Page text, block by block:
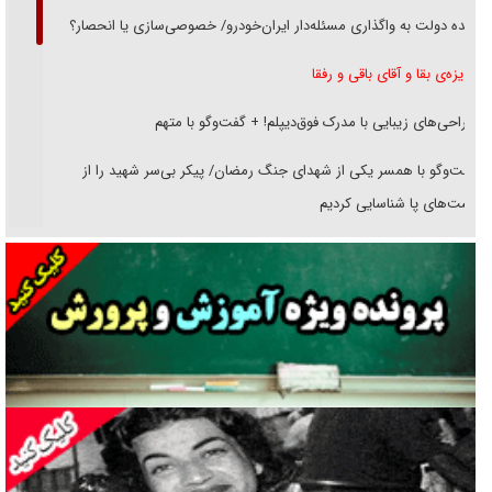
دنده دولت به واگذاری مسئله‌دار ایران‌خودرو/ خصوصی‌سازی یا انحصار؟
غریزه‌ی بقا و آقای باقی و رفقا
جراحی‌های زیبایی با مدرک فوق‌دیپلم! + گفت‌وگو با متهم
گفت‌وگو با همسر یکی از شهدای جنگ رمضان/ پیکر بی‌سر شهید را از
انگشت‌های پا شناسایی کردیم
نسلی که آنلاین الگو می‌گیرد
گفت‌وگو با آیت‌الله جاودان/ جفای مخالفان مکانت معنوی رهبر شهید را
ارتقا می‌داد
راننده مست به قانون می‌خندد
همه آقای دوربینی شده‌ایم!
قصه ناتمام سرویس مدارس